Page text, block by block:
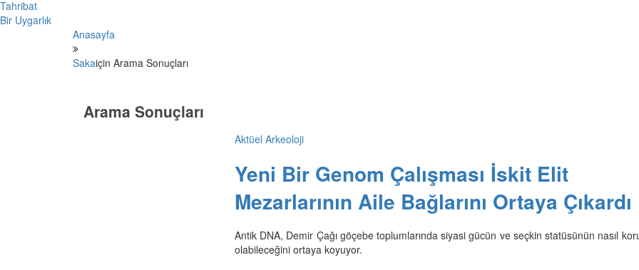
Tahribat
Bir Uygarlık
Anasayfa
Sakaiçin Arama Sonuçları
Arama Sonuçları
Aktüel Arkeoloji
Yeni Bir Genom Çalışması İskit Elit
Mezarlarının Aile Bağlarını Ortaya Çıkardı
Antik DNA, Demir Çağı göçebe toplumlarında siyasi gücün ve seçkin statüsünün nasıl
olabileceğini ortaya koyuyor.